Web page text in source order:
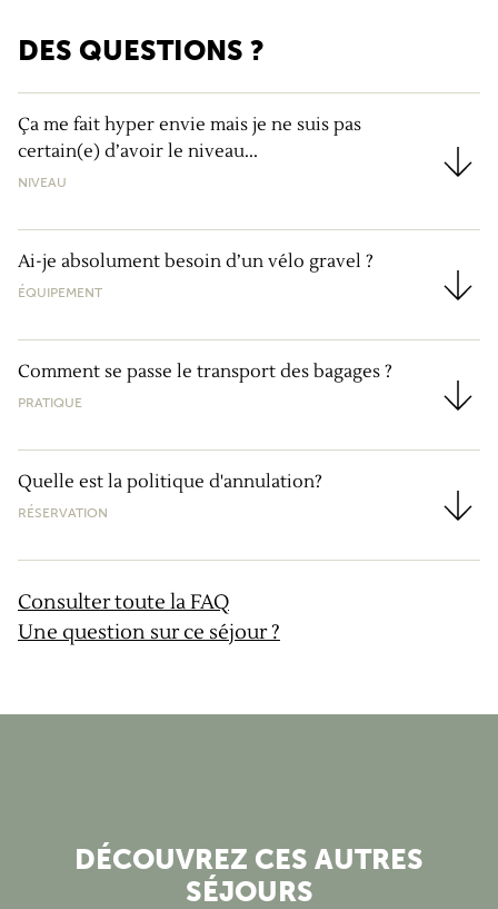
DES QUESTIONS ?
Consulter toute la FAQ
Une question sur ce séjour ?
Ça me fait hyper envie mais je ne suis pas certain(e)
Ça me fait hyper envie mais je ne suis pas
certain(e) d’avoir le niveau...
NIVEAU
Ai-je absolument besoin d’un vélo gravel ?
Ai-je absolument besoin d’un vélo gravel ?
ÉQUIPEMENT
Comment se passe le transport des bagages ?
Comment se passe le transport des bagages ?
PRATIQUE
Quelle est la politique d'annulation?
Quelle est la politique d'annulation?
RÉSERVATION
DÉCOUVREZ CES AUTRES
SÉJOURS